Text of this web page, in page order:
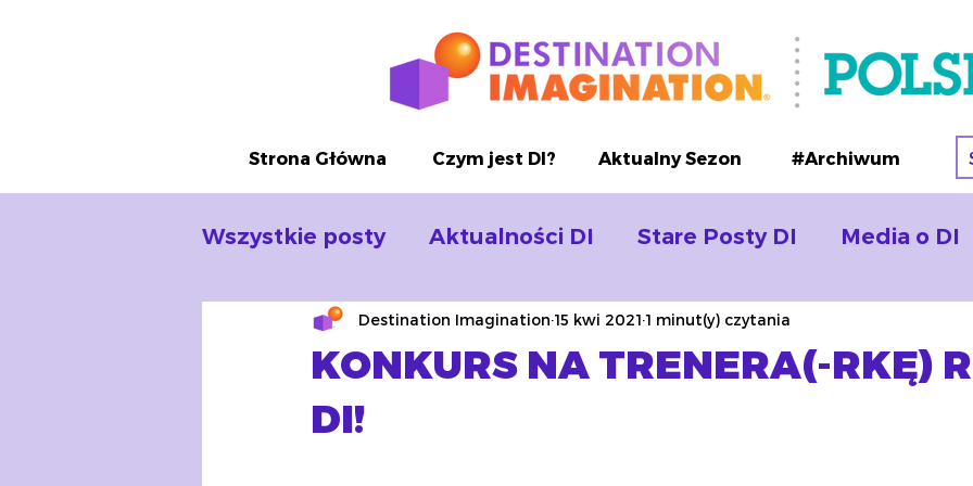
Strona Główna Czym jest DI? Aktualny Sezon #Archiwum
Wszystkie posty Aktualności DI Stare Posty DI Media o DI
KONKURS NA TRENERA(-RKĘ)
DI!
Destination Imagination 15 kwi 2021 1 minut(y) czytania